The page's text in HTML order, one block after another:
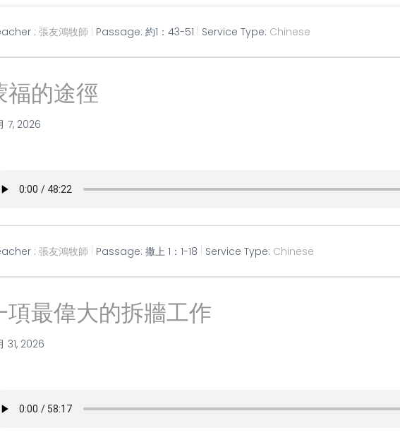
: 張友鴻牧師 Passage: 約1：43-51 Service Type: Chinese
福的途徑
7, 2026
: 張友鴻牧師 Passage: 撒上 1：1-18 Service Type: Chinese
項最偉大的拆牆工作
31, 2026